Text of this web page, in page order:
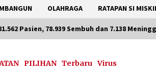
OLAHRAGA RATAPAN SI
Pasien, 78.939 Sembuh dan 7.138
PILIHAN Terbaru Virus